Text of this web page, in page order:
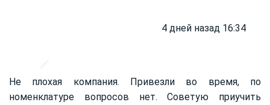
4 дней назад 16:34
Не плохая компания. Привезли во время, по
номенклатуре вопросов нет. Советую приучить